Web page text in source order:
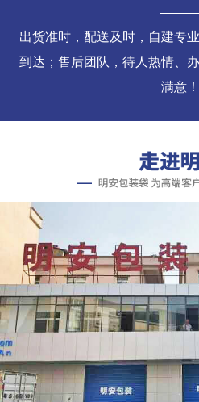
出货准时，配送及时，自建专
到达；售后团队，待人热情、
满意！